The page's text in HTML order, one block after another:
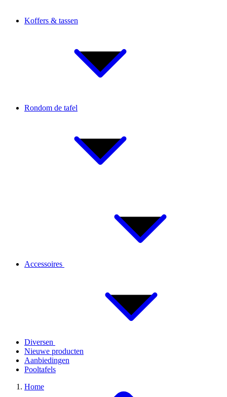
Koffers & tassen
Rondom de tafel
Accessoires
Diversen
Nieuwe producten
Aanbiedingen
Pooltafels
Home